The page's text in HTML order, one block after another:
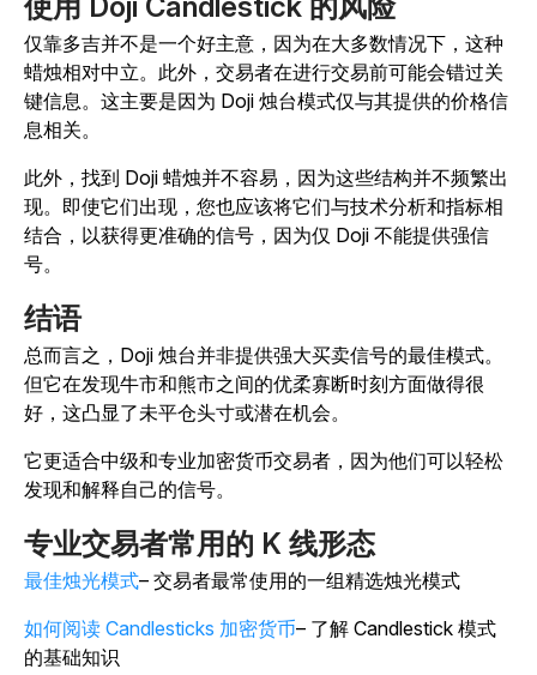
仅靠多吉并不是一个好主意，因为在大多数情况下，这种
蜡烛相对中立。此外，交易者在进行交易前可能会错过关
键信息。这主要是因为 Doji 烛台模式仅与其提供的价格信
息相关。
此外，找到 Doji 蜡烛并不容易，因为这些结构并不频繁出
现。即使它们出现，您也应该将它们与技术分析和指标相
结合，以获得更准确的信号，因为仅 Doji 不能提供强信
号。
结语
总而言之，Doji 烛台并非提供强大买卖信号的最佳模式。
但它在发现牛市和熊市之间的优柔寡断时刻方面做得很
好，这凸显了未平仓头寸或潜在机会。
它更适合中级和专业加密货币交易者，因为他们可以轻松
发现和解释自己的信号。
专业交易者常用的 K 线形态
最佳烛光模式– 交易者最常使用的一组精选烛光模式
如何阅读 Candlesticks 加密货币– 了解 Candlestick 模式
的基础知识